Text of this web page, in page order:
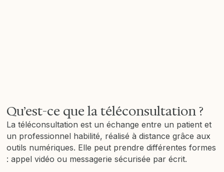
Qu’est-ce que la téléconsultation ?
La téléconsultation est un échange entre un patient et
un professionnel habilité, réalisé à distance grâce aux
outils numériques. Elle peut prendre différentes formes
: appel vidéo ou messagerie sécurisée par écrit.